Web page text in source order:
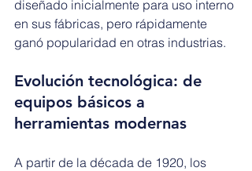
diseñado inicialmente para uso interno
en sus fábricas, pero rápidamente
ganó popularidad en otras industrias.
Evolución tecnológica: de
equipos básicos a
herramientas modernas
A partir de la década de 1920, los